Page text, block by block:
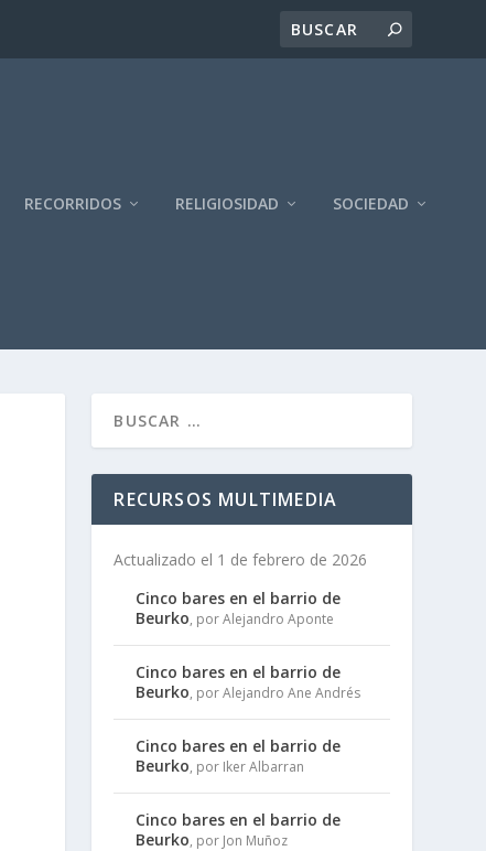
RECORRIDOS RELIGIOSIDAD SOCIEDAD
RECURSOS MULTIMEDIA
Actualizado el 1 de febrero de 2026
Cinco bares en el barrio de
Beurko, por Alejandro Aponte
Cinco bares en el barrio de
Beurko, por Alejandro Ane Andrés
Cinco bares en el barrio de
Beurko, por Iker Albarran
Cinco bares en el barrio de
Beurko, por Jon Muñoz